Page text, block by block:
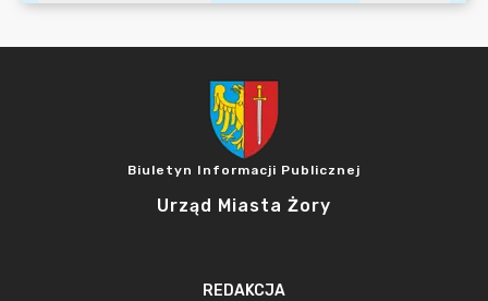
Biuletyn Informacji Publicznej
Urząd Miasta Żory
REDAKCJA